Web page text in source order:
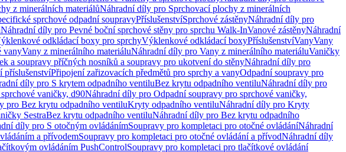
z minerálních materiálůNáhradní díly pro Sprchovací plochy z minerálních
sprchové odpadní soupravyPříslušenstvíSprchové zástěnyNáhradní díly pro
Náhradní díly pro Pevné boční sprchové stěny pro sprchu Walk-InVanové zástěnyNáhradní
odkládací boxy pro sprchyVýklenkové odkládací boxyPříslušenstvíVanyVany
vanyVany z minerálního materiáluNáhradní díly pro Vany z minerálního materiáluVaničky
a soupravy příčných nosníků a soupravy pro ukotvení do stěnyNáhradní díly pro
příslušenstvíPřipojení zařizovacích předmětů pro sprchy a vanyOdpadní soupravy pro
díly pro S krytem odpadního ventiluBez krytu odpadního ventiluNáhradní díly pro
vaničky, d90Náhradní díly pro Odpadní soupravy pro sprchové vaničky,
pro Bez krytu odpadního ventiluKryty odpadního ventiluNáhradní díly pro Kryty
SestraBez krytu odpadního ventiluNáhradní díly pro Bez krytu odpadního
díly pro S otočným ovládánímSoupravy pro kompletaci pro otočné ovládáníNáhradní
a přívodemSoupravy pro kompletaci pro otočné ovládání a přívodNáhradní díly
ovládáním PushControlSoupravy pro kompletaci pro tlačítkové ovládání